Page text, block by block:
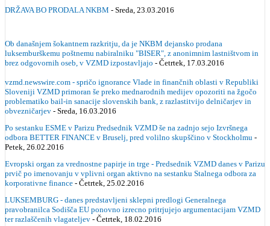
DRŽAVA BO PRODALA NKBM - Sreda, 23.03.2016
Ob današnjem šokantnem razkritju, da je NKBM dejansko prodana
luksemburškemu poštnemu nabiralniku "BISER", z anonimnim lastništvom in
brez odgovornih oseb, v VZMD izpostavljajo - Četrtek, 17.03.2016
vzmd.newswire.com - spričo ignorance Vlade in finančnih oblasti v Republiki
Sloveniji VZMD primoran še preko mednarodnih medijev opozoriti na žgočo
problematiko bail-in sanacije slovenskih bank, z razlastitvijo delničarjev in
obvezničarjev - Sreda, 16.03.2016
Po sestanku ESME v Parizu Predsednik VZMD še na zadnjo sejo Izvršnega
odbora BETTER FINANCE v Bruselj, pred volilno skupščino v Stockholmu -
Petek, 26.02.2016
Evropski organ za vrednostne papirje in trge - Predsednik VZMD danes v Parizu
prvič po imenovanju v vplivni organ aktivno na sestanku Stalnega odbora za
korporativne finance - Četrtek, 25.02.2016
LUKSEMBURG - danes predstavljeni sklepni predlogi Generalnega
pravobranilca Sodišča EU ponovno izrecno pritrjujejo argumentacijam VZMD
ter razlaščenih vlagateljev - Četrtek, 18.02.2016